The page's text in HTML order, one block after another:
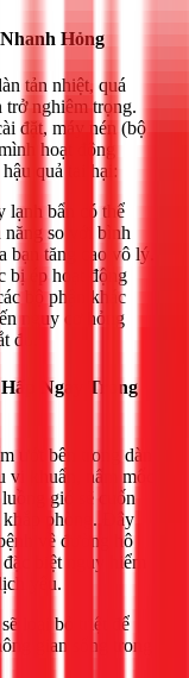
Hỏng
tản nhiệt, quá
trở nghiêm trọng.
đặt, máy nén (bộ
hoạt động
quả tai hại:
lạnh bẩn có thể
so với bình
tăng cao vô lý.
bị ép hoạt động
bộ phận khác
nguy cơ hỏng
đỏ.
Ngay Trong
ướt bên trong dàn
vi khuẩn, nấm mốc
gió sẽ cuốn
khắp phòng. Đây
về đường hô
biệt nguy hiểm
yếu.
loại bỏ triệt để
gian sống trong